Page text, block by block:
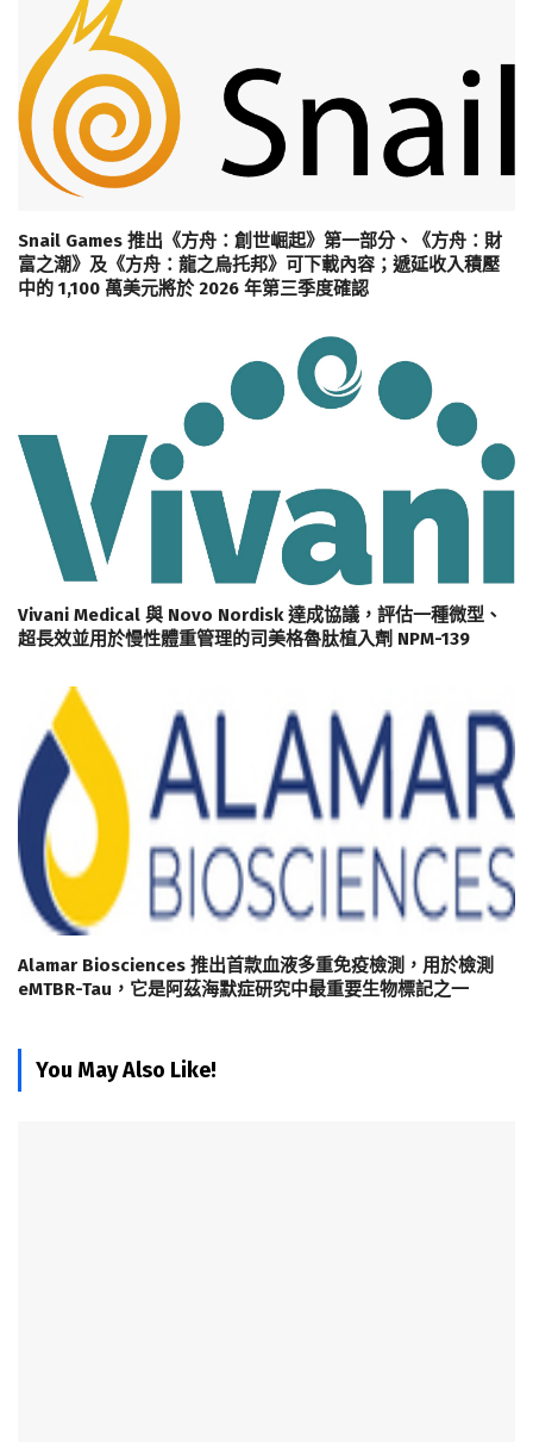
Snail Games 推出《方舟：創世崛起》第一部分、《方舟：財
富之潮》及《方舟：龍之烏托邦》可下載內容；遞延收入積壓
中的 1,100 萬美元將於 2026 年第三季度確認
Vivani Medical 與 Novo Nordisk 達成協議，評估一種微型、
超長效並用於慢性體重管理的司美格魯肽植入劑 NPM-139
Alamar Biosciences 推出首款血液多重免疫檢測，用於檢測
eMTBR-Tau，它是阿茲海默症研究中最重要生物標記之一
You May Also Like!